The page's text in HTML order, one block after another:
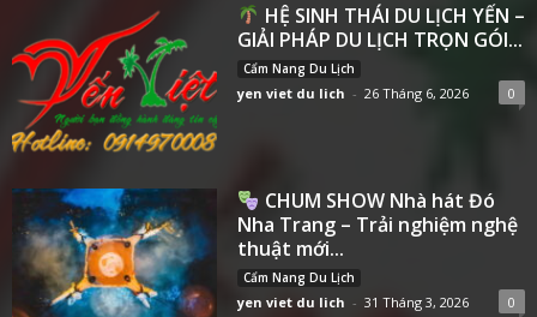
HỆ SINH THÁI DU LỊCH YẾN –
GIẢI PHÁP DU LỊCH TRỌN GÓI...
Cẩm Nang Du Lịch
yen viet du lich - 26 Tháng 6, 2026 0
CHUM SHOW Nhà hát Đó
Nha Trang – Trải nghiệm nghệ
thuật mới...
Cẩm Nang Du Lịch
yen viet du lich - 31 Tháng 3, 2026 0